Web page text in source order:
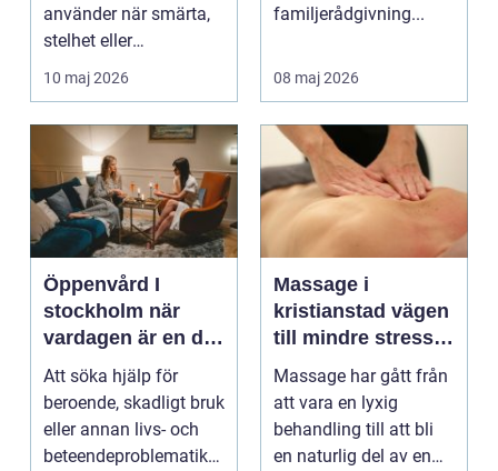
använder när smärta,
stelhet eller
återkommande värk
börjar...
10 maj 2026
familjerådgivning...
08 maj 2026
Öppenvård I
stockholm när
vardagen är en del
av behandlingen
Att söka hjälp för
beroende, skadligt bruk
eller annan livs- och
beteendeproblematik
Massage i
kristianstad vägen
till mindre stress
och mer energi i
vardagen
Massage har gått från
att vara en lyxig
behandling till att bli
en naturlig del av en